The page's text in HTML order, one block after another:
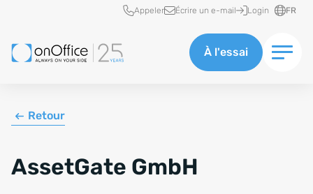
Accès rapide
Appeler Écrire un e-mail Login FR
À l'essai
Retour
AssetGate GmbH